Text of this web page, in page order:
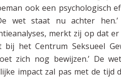
ook een psychologisch
wet staat nu achter
merkt zij op dat
bij het Centrum Seksueel
zich nog bewijzen.’ De
impact zal pas met de tijd